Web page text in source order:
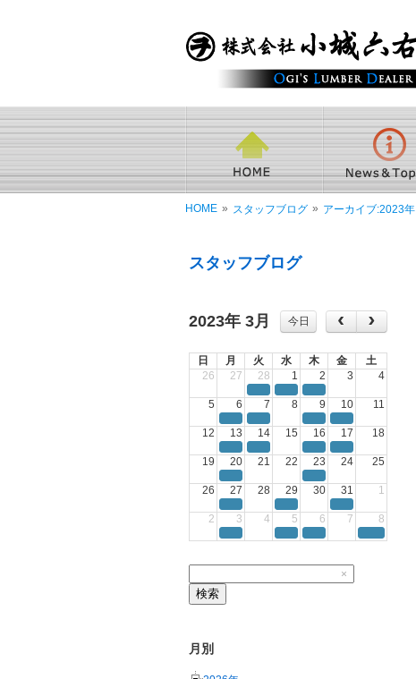
HOME » スタッフブログ » アーカイブ:2023年
スタッフブログ
2023年 3月 今日
日 月 火 水 木 金
土
26
27 28 1 2 3 4
5 6 7 8 9 10 11
12 13 14 15 16 17 18
19 20 21 22 23 24 25
26 27 28 29 30 31 1
2 3 4 5 6 7 8
×
検索
月別